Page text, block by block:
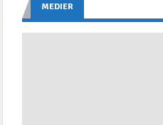
MEDIER